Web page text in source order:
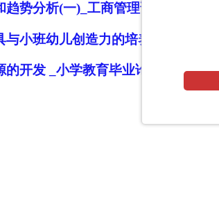
势分析(一)_工商管理论文
小班幼儿创造力的培养_其他论文
开发 _小学教育毕业论文